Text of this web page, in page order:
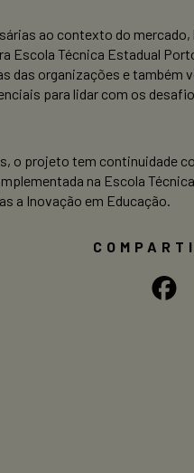
ao contexto do
Escola Técnica Estadual
das organizações e
para lidar com os
projeto tem continuidade
na Escola
a Inovação em Educação.